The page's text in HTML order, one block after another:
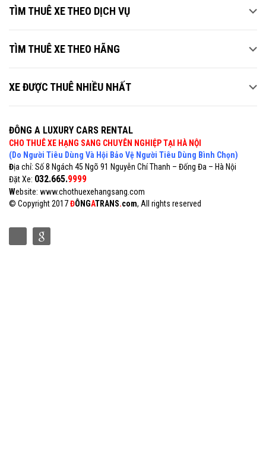
TÌM THUÊ XE THEO DỊCH VỤ
TÌM THUÊ XE THEO HÃNG
XE ĐƯỢC THUÊ NHIỀU NHẤT
ĐÔNG A LUXURY CARS RENTAL
CHO THUÊ XE HẠNG SANG CHUYÊN NGHIỆP TẠI HÀ NỘI
(Do Người Tiêu Dùng Và Hội Bảo Vệ Người Tiêu Dùng Bình Chọn)
Địa chỉ: Số 8 Ngách 45 Ngõ 91 Nguyễn Chí Thanh – Đống Đa – Hà Nội
Đặt Xe: 032.665.9999
Website: www.chothuexehangsang.com
© Copyright 2017ĐÔ NGATRANS.com, All rights reserved